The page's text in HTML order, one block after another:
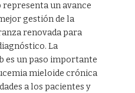
un avance
gestión de la
renovada para
La
es un paso importante
mieloide crónica
a los pacientes y